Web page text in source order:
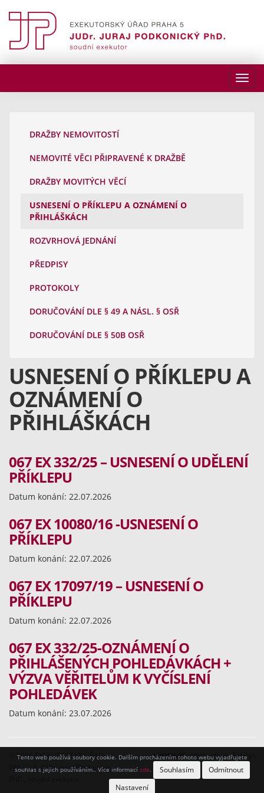
DRAŽBY NEMOVITOSTÍ
NEMOVITÉ VĚCI PŘIPRAVENÉ K DRAŽBĚ
DRAŽBY MOVITÝCH VĚCÍ
USNESENÍ O PŘÍKLEPU A OZNÁMENÍ O
PŘIHLÁŠKÁCH
ROZVRHOVÁ JEDNÁNÍ
PŘEDPISY
PROTOKOLY
DORUČOVÁNÍ DLE § 49 A NÁSL. § OSŘ
DORUČOVÁNÍ DLE § 50B OSŘ
USNESENÍ O PŘÍKLEPU A
OZNÁMENÍ O
PŘIHLÁŠKÁCH
067 EX 332/25 – USNESENÍ O UDĚLENÍ
PŘÍKLEPU
Datum konání: 22.07.2026
067 EX 10080/16 -USNESENÍ O
PŘÍKLEPU
Datum konání: 22.07.2026
067 EX 17097/19 – USNESENÍ O
PŘÍKLEPU
Datum konání: 22.07.2026
067 EX 332/25-OZNÁMENÍ O
PŘIHLÁŠENÝCH POHLEDÁVKÁCH +
VÝZVA VĚŘITELŮM K VYČÍSLENÍ
POHLEDÁVEK
Datum konání: 23.07.2026
© 2026 EXEKUTORSKÝ ÚŘAD
PRAHA 5, JUDr. Juraj Podkonický
Tento web používá soubory cookie. Dalším procházením tohoto webu vyjadřujete
souhlas s jejich používáním.. Více informací zde. Souhlasím
Odmítnout
Nastavení